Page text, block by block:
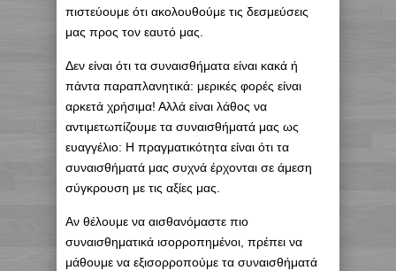
πιστεύουμε ότι ακολουθούμε τις δεσμεύσεις
μας προς τον εαυτό μας.
Δεν είναι ότι τα συναισθήματα είναι κακά ή
πάντα παραπλανητικά: μερικές φορές είναι
αρκετά χρήσιμα! Αλλά είναι λάθος να
αντιμετωπίζουμε τα συναισθήματά μας ως
ευαγγέλιο: Η πραγματικότητα είναι ότι τα
συναισθήματά μας συχνά έρχονται σε άμεση
σύγκρουση με τις αξίες μας.
Αν θέλουμε να αισθανόμαστε πιο
συναισθηματικά ισορροπημένοι, πρέπει να
μάθουμε να εξισορροπούμε τα συναισθήματά